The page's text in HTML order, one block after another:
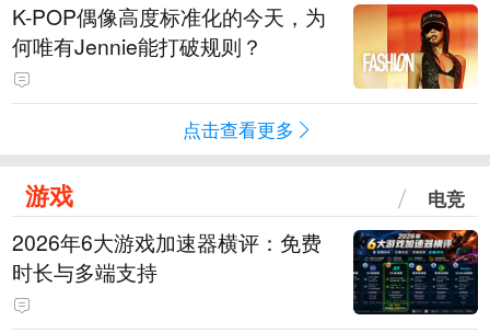
K-POP偶像高度标准化的今天，为
何唯有Jennie能打破规则？
点击查看更多
游戏 电竞
2026年6大游戏加速器横评：免费
时长与多端支持